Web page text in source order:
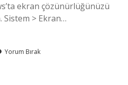
ekran çözünürlüğünüzü
Sistem > Ekran…
Yorum Bırak